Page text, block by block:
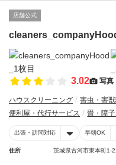
店舗公式
3.02 写真
ハウスクリーニング 害虫・害
便利屋・代行サービス
畳・障
出張・訪問対応 早朝OK
住所 茨城県古河市東本町1-